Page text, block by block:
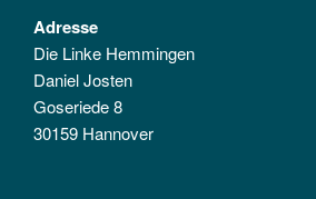
Adresse
Die Linke Hemmingen
Daniel Josten
Goseriede 8
30159 Hannover